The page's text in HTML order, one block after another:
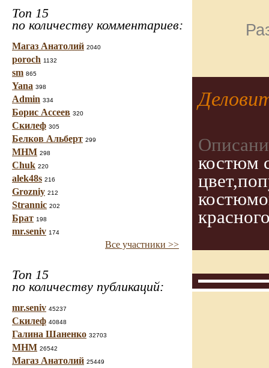
Топ 15
по количеству комментариев:
Магаз Анатолий 2040
poroch 1132
sm 865
Yana 398
Admin 334
Борис Ассеев 320
Скилеф 305
Белков Альберт 299
МНМ 298
Chuk 220
alek48s 216
Grozniy 212
Strannic 202
Брат 198
mr.seniv 174
Все участники >>
Топ 15
по количеству публикаций:
mr.seniv 45237
Скилеф 40848
Галина Шаненко 32703
МНМ 26542
Магаз Анатолий 25449
костюм